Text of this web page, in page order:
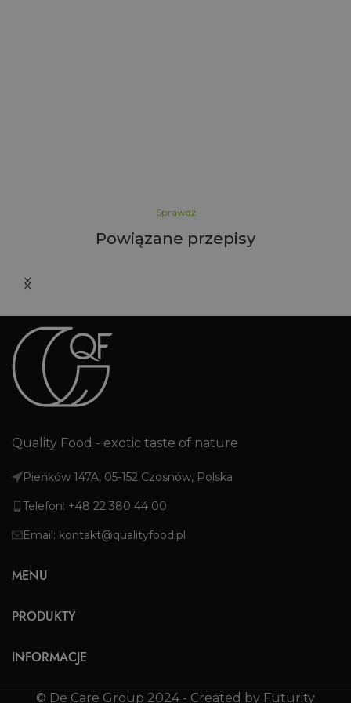
Sprawdź
Powiązane przepisy
Quality Food - exotic taste of nature
Pieńków 147A, 05-152 Czosnów, Polska
Telefon: +48 22 380 44 00
Email: kontakt@qualityfood.pl
MENU
PRODUKTY
INFORMACJE
© De Care Group 2024 - Created by Futurity